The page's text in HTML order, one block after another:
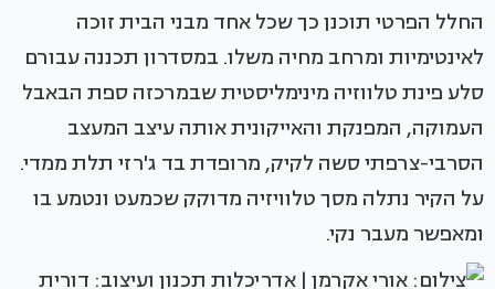
החלל הפרטי תוכנן כך שכל אחד מבני הבית זוכה
לאינטימיות ומרחב מחיה משלו. במסדרון תכננה עבורם
סלע פינת טלווזיה מינימליסטית שבמרכזה ספת הבאבל
העמוקה, המפנקת והאייקונית אותה עיצב המעצב
הסרבי-צרפתי סשה לקיק, מרופדת בד ג'רזי תלת ממדי.
על הקיר נתלה מסך טלוויזיה מדוקק שכמעט ונטמע בו
ומאפשר מעבר נקי.